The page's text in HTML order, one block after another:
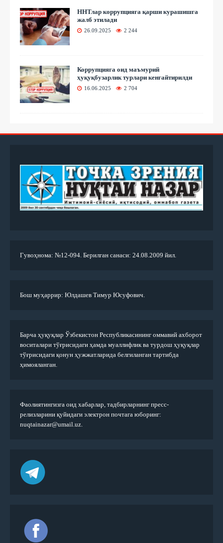
ННТлар коррупцияга қарши курашишга
жалб этилади
26.09.2025 2 244
Коррупцияга оид маъмурий
ҳуқуқбузарлик турлари кенгайтирилди
16.06.2025 2 704
Гувоҳнома: №12-094. Берилган санаси: 24.08.2009 йил.
Бош муҳаррир: Юлдашев Тимур Юсуфович.
Барча ҳуқуқлар Ўзбекистон Республикасининг оммавий ахборот
воситалари тўғрисидаги ҳамда муаллифлик ва турдош ҳуқуқлар
тўғрисидаги қонун ҳужжатларида белгиланган тартибда
ҳимояланган.
Фаолиятингизга оид хабарлар, тадбирларнинг пресс-
релизларини қуйидаги электрон почтага юборинг:
nuqtainazar@umail.uz.